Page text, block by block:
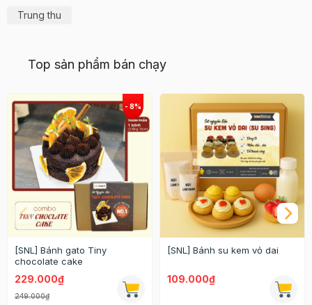
Trung thu
Top sản phẩm bán chạy
[SNL] Bánh gato Tiny
chocolate cake
229.000₫
249.000₫
[SNL] Bánh su kem vỏ dai
109.000₫